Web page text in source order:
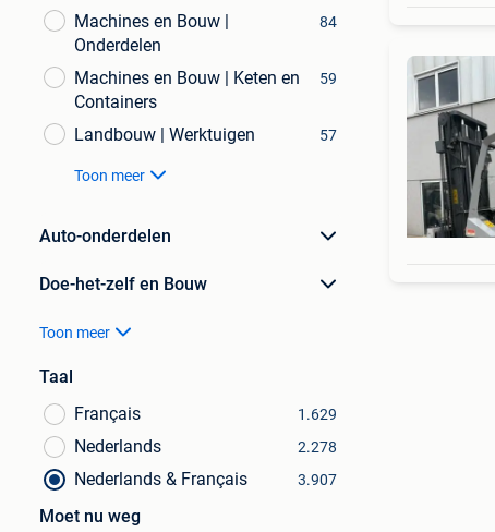
Machines en Bouw |
Onderdelen
84
Machines en Bouw | Keten en
Containers
59
Landbouw | Werktuigen 57
Toon meer
Auto-onderdelen
Doe-het-zelf en Bouw
Toon meer
Taal
Français
1.629
Nederlands 2.278
Nederlands & Français 3.907
Moet nu weg